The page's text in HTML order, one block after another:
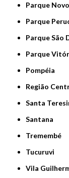
Parque
Parque
Parque São
Parque
Pompéia
Região
Santa
Santana
Tremembé
Tucuruvi
Vila